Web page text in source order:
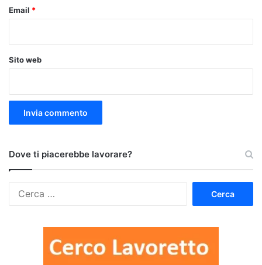
Email *
Sito web
Dove ti piacerebbe lavorare?